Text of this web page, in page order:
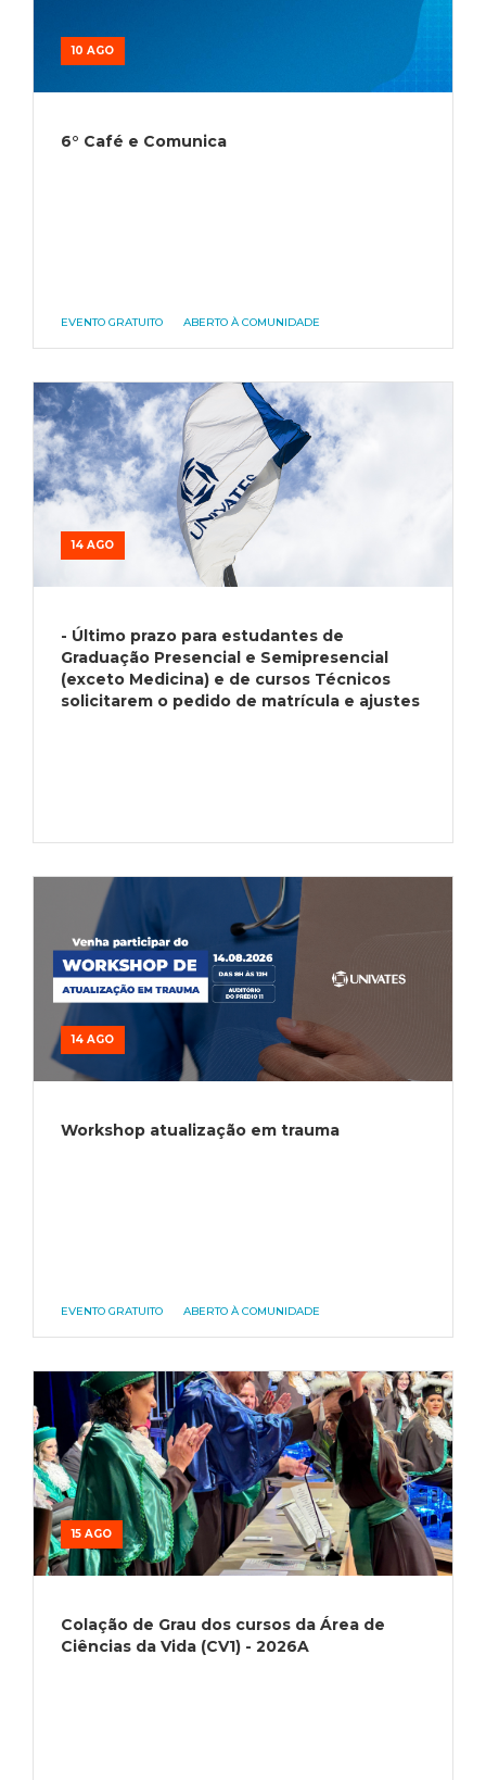
10 AGO
6° Café e Comunica
EVENTO GRATUITO ABERTO À COMUNIDADE
14 AGO
- Último prazo para estudantes de
Graduação Presencial e Semipresencial
(exceto Medicina) e de cursos Técnicos
solicitarem o pedido de matrícula e ajustes
14 AGO
Workshop atualização em trauma
EVENTO GRATUITO ABERTO À COMUNIDADE
15 AGO
Colação de Grau dos cursos da Área de
Ciências da Vida (CV1) - 2026A